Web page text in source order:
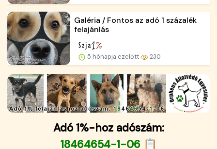
Galéria / Fontos az adó 1 százalék
felajánlás
5 hónapja ezelőtt 230
Adó 1%-hoz adószám:
18464654-1-06 📋